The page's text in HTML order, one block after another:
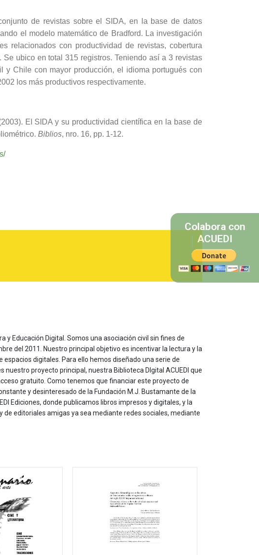
de revistas sobre el SIDA, en la base de datos
el modelo matemático de Bradford. La investigación
relacionados con productividad de revistas, cobertura
ubico en total 315 registros. Teniendo así a 3 revistas
y Chile con mayor producción, el idioma portugués con
los más productivos respectivamente.
El SIDA y su productividad científica en la base de
Biblios, nro. 16, pp. 1-12.
y Educación Digital. Somos una asociación civil sin fines de
del 2011. Nuestro principal objetivo es incentivar la lectura y la
digitales. Para ello hemos diseñado una serie de
nuestro proyecto principal, nuestra Biblioteca DIgital ACUEDI que
gratuito. Como tenemos que financiar este proyecto de
y desinteresado de la Fundación M.J. Bustamante de la
Ediciones, donde publicamos libros impresos y digitales, y la
de editoriales amigas ya sea mediante redes sociales, mediante
Colabora con
ACUEDI